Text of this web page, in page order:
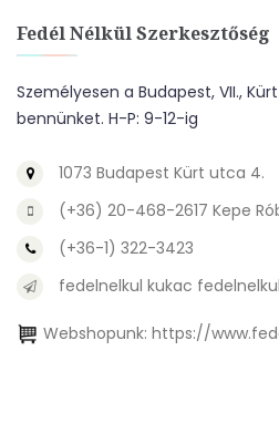
Fedél Nélkül Szerkesztőség
Személyesen a Budapest, VII.,
bennünket. H-P: 9-12-ig
1073 Budapest Kürt utca 4.
(+36) 20-468-2617 Kepe
(+36-1) 322-3423
fedelnelkul kukac
Webshopunk: https://